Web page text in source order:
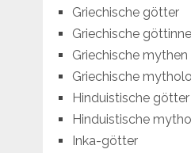
Griechische götter
Griechische
Griechische mythen
Griechische
Hinduistische götter
Hinduistische
Inka-götter